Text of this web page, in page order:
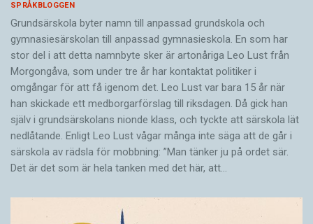
SPRÅKBLOGGEN
Grundsärskola byter namn till anpassad grundskola och
gymnasiesärskolan till anpassad gymnasieskola. En som har
stor del i att detta namnbyte sker är artonåriga Leo Lust från
Morgongåva, som under tre år har kontaktat politiker i
omgångar för att få igenom det. Leo Lust var bara 15 år när
han skickade ett medborgarförslag till riksdagen. Då gick han
själv i grundsärskolans nionde klass, och tyckte att särskola lät
nedlåtande. Enligt Leo Lust vågar många inte säga att de går i
särskola av rädsla för mobbning: ”Man tänker ju på ordet sär.
Det är det som är hela tanken med det här, att…